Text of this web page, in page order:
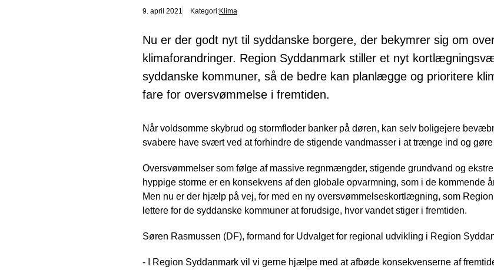
9. april 2021 Kategori:Klima
Nu er der godt nyt til syddanske borgere, der bekymrer sig om
klimaforandringer. Region Syddanmark stiller et nyt
syddanske kommuner, så de bedre kan planlægge og prioritere
fare for oversvømmelse i fremtiden.
Når voldsomme skybrud og stormfloder banker på døren, kan selv boligejere
svabere have svært ved at forhindre de stigende vandmasser i at trænge ind og gøre
Oversvømmelser som følge af massive regnmængder, stigende grundvand og
hyppige storme er en konsekvens af den globale opvarmning, som i de kommende
Men nu er der hjælp på vej, for med en ny oversvømmelseskortlægning, som
lettere for de syddanske kommuner at forudsige, hvor vandet stiger i fremtiden.
Søren Rasmussen (DF), formand for Udvalget for regional udvikling i Region
- I Region Syddanmark vil vi gerne hjælpe med at afbøde konsekvenserne af